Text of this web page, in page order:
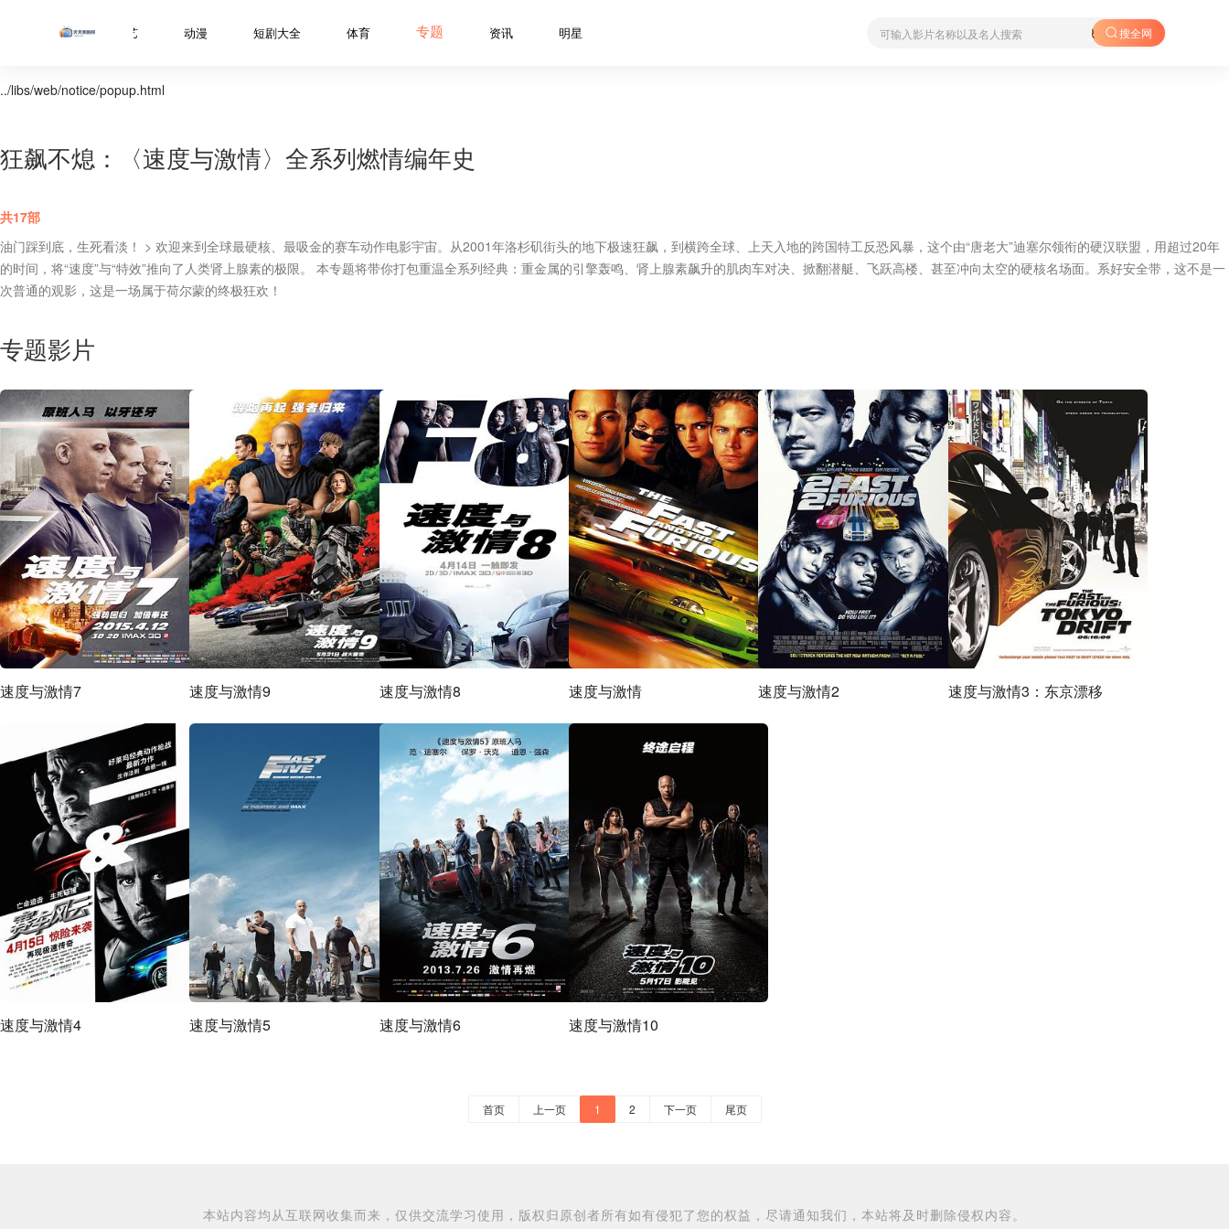
电视剧 综艺 动漫 短剧大全 体育 专题 资讯 明星 搜全网
../libs/web/notice/popup.html
狂飙不熄：〈速度与激情〉全系列燃情编年史
共17部
油门踩到底，生死看淡！ > 欢迎来到全球最硬核、最吸金的赛车动作电影宇宙。从2001年洛杉矶街头的地下极速狂飙，到横跨全球、上天入地的跨国特工反恐风暴，这个由“唐老大”迪塞尔领衔的硬汉联盟，用超过20年
的时间，将“速度”与“特效”推向了人类肾上腺素的极限。 本专题将带你打包重温全系列经典：重金属的引擎轰鸣、肾上腺素飙升的肌肉车对决、掀翻潜艇、飞跃高楼、甚至冲向太空的硬核名场面。系好安全带，这不是一
次普通的观影，这是一场属于荷尔蒙的终极狂欢！
专题影片
速度与激情7 速度与激情9 速度与激情8 速度与激情 速度与激情2 速度与激情3：东京漂移
速度与激情4 速度与激情5 速度与激情6 速度与激情10
首页 上一页 1 2 下一页 尾页
本站内容均从互联网收集而来，仅供交流学习使用，版权归原创者所有如有侵犯了您的权益，尽请通知我们，本站将及时删除侵权内容。